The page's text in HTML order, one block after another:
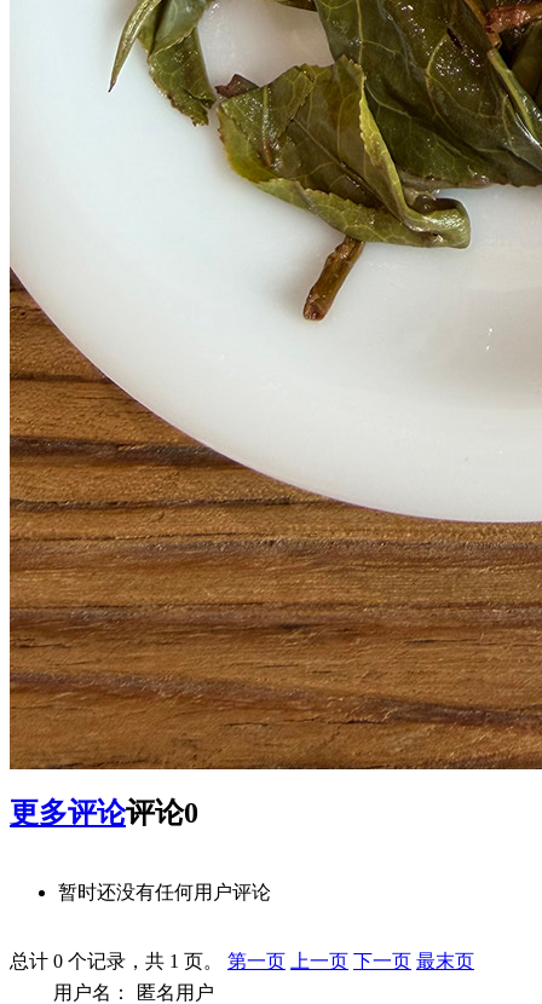
更多评论评论0
暂时还没有任何用户评论
总计 0 个记录，共 1 页。 第一页 上一页 下一页 最末页
用户名：
匿名用户